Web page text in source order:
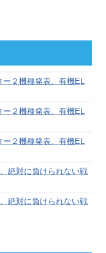
ー２機種発表、有機EL
ー２機種発表、有機EL
ー２機種発表、有機EL
絶対に負けられない戦
絶対に負けられない戦